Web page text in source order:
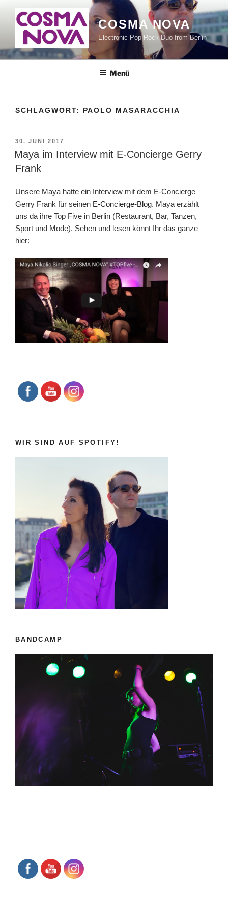
Inhalt
springen
COSMA NOVA
Electronic Pop-Rock Duo from Berlin
Menü
SCHLAGWORT: PAOLO MASARACCHIA
VERÖFFENTLICHT
AM
30. JUNI 2017
Maya im Interview mit E-Concierge Gerry
Frank
Unsere Maya hatte ein Interview mit dem E-Concierge
Gerry Frank für seinen E-Concierge-Blog. Maya erzählt
uns da ihre Top Five in Berlin (Restaurant, Bar, Tanzen,
Sport und Mode). Sehen und lesen könnt Ihr das ganze
hier:
WIR SIND AUF SPOTIFY!
BANDCAMP